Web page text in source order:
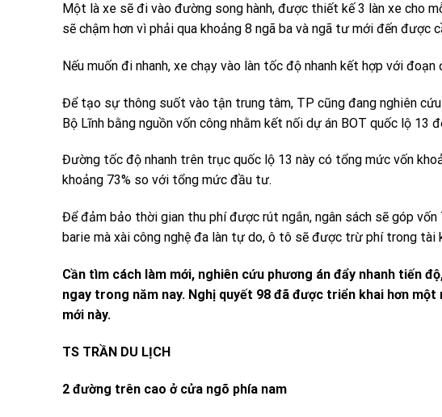
Một là xe sẽ đi vào đường song hành, được thiết kế 3 làn xe cho
sẽ chậm hơn vì phải qua khoảng 8 ngã ba và ngã tư mới đến được
Nếu muốn đi nhanh, xe chạy vào làn tốc độ nhanh kết hợp với
Để tạo sự thông suốt vào tận trung tâm, TP cũng đang nghiên
Bộ Lĩnh bằng nguồn vốn công nhằm kết nối dự án BOT quốc lộ 13
Đường tốc độ nhanh trên trục quốc lộ 13 này có tổng mức vốn
khoảng 73% so với tổng mức đầu tư.
Để đảm bảo thời gian thu phí được rút ngắn, ngân sách sẽ góp
barie mà xài công nghệ đa làn tự do, ô tô sẽ được trừ phí trong
Cần tìm cách làm mới, nghiên cứu phương án đẩy nhanh tiến
ngay trong năm nay. Nghị quyết 98 đã được triển khai hơn
mới này.
TS TRẦN DU LỊCH
2 đường trên cao ở cửa ngõ phía nam